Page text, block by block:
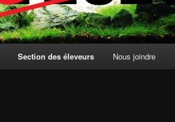
Section des éleveurs Nous joindre